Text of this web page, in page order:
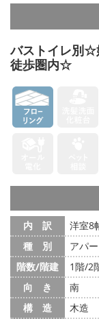
バストイレ別☆
徒歩圏内☆
内 訳
洋室8
種 別
アパ
階数/階建
1階/2
向 き
南
構 造
木造